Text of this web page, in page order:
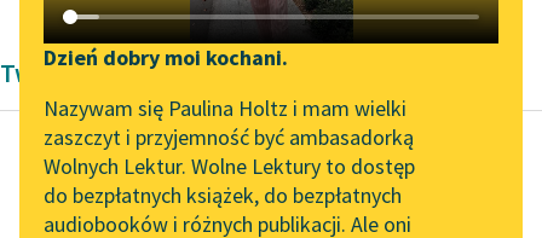
Katalog DAISY
Podkasty o książkach
Zgłoś brak utworu
Aktualności
Zapraszamy na spotkanie
online z tłumaczkami
literatury skandynawskiej
Narzędzia
Mapa Wolnych Lektur
Leśmianator
Dzień dobry moi kochani.
Nazywam się Paulina Holtz i mam wielki
zaszczyt i przyjemność być ambasadorką
Wolnych Lektur. Wolne Lektury to dostęp
do bezpłatnych książek, do bezpłatnych
audiobooków i różnych publikacji. Ale oni
Twórczość Andrzeja Kijowskiego
Andrzej Kijowski
Dziecko przez